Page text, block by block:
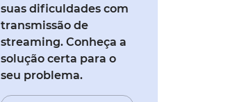
suas dificuldades com
transmissão de
streaming. Conheça a
solução certa para o
seu problema.